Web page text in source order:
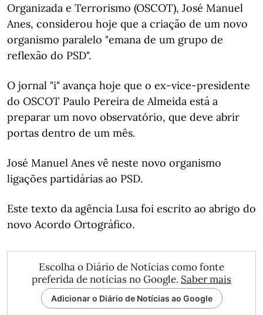
Organizada e Terrorismo (OSCOT), José Manuel
Anes, considerou hoje que a criação de um novo
organismo paralelo "emana de um grupo de
reflexão do PSD".
O jornal "i" avança hoje que o ex-vice-presidente
do OSCOT Paulo Pereira de Almeida está a
preparar um novo observatório, que deve abrir
portas dentro de um mês.
José Manuel Anes vê neste novo organismo
ligações partidárias ao PSD.
Este texto da agência Lusa foi escrito ao abrigo do
novo Acordo Ortográfico.
Escolha o Diário de Notícias como fonte
preferida de notícias no Google. Saber mais
Adicionar o Diário de Notícias ao Google